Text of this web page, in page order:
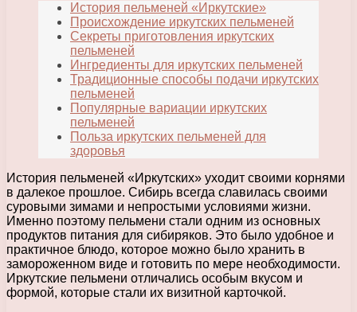
История пельменей «Иркутские»
Происхождение иркутских пельменей
Секреты приготовления иркутских
пельменей
Ингредиенты для иркутских пельменей
Традиционные способы подачи иркутских
пельменей
Популярные вариации иркутских
пельменей
Польза иркутских пельменей для
здоровья
История пельменей «Иркутских» уходит своими корнями
в далекое прошлое. Сибирь всегда славилась своими
суровыми зимами и непростыми условиями жизни.
Именно поэтому пельмени стали одним из основных
продуктов питания для сибиряков. Это было удобное и
практичное блюдо, которое можно было хранить в
замороженном виде и готовить по мере необходимости.
Иркутские пельмени отличались особым вкусом и
формой, которые стали их визитной карточкой.